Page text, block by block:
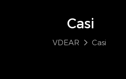
Casi
VDEAR Casi